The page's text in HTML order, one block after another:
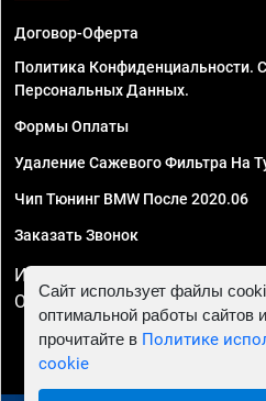
Договор-Оферта
Политика Конфиденциальности.
Персональных Данных.
Формы Оплаты
Удаление Сажевого Фильтра На
Чип Тюнинг BMW После 2020.06
Заказать Звонок
ИП Смирнов Георгий
ОГРНИП 324470400032610
Сайт использует файлы
оптимальной работы сайтов
прочитайте в Политике
cookie